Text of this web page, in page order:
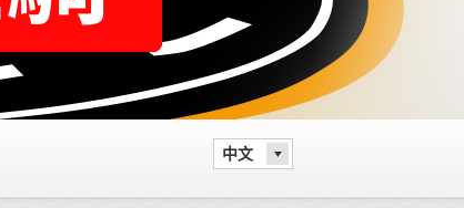
中文